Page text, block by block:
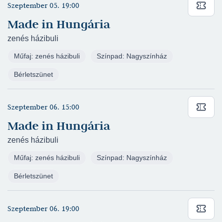
Németh Virág - G. A. Rossini - Wolfgang
Amadeus Mozart - Donizetti: Túl az Óperencián
(2018/2019) - Táncos - Nagyszínház
Cseke Péter)
Giuseppe Verdi: Traviata (2018/2019) - Annina -
Nagyszínház
Nagyszínház(rendező: Szente Vajk)
Szergej Prokofjev: Rómeó és Júlia (2017/2018) -
Lady Montague, MAB - Kelemen László
Bródy János - Szörényi Levente: Kőműves
Kelemen (2017/2018) - Asszony - Nagyszínház
(rendező: Cseke Péter)
Rusznyák Gábor - Németh Virág - Hans
Christian Andersen: A hókirálynő (2017/2018) -
Szeptember 05. 19:00
Made in Hungária
zenés házibuli
Műfaj: zenés házibuli Színpad: Nagyszínház
Bérletszünet
Szeptember 06. 15:00
Made in Hungária
zenés házibuli
Műfaj: zenés házibuli Színpad: Nagyszínház
Bérletszünet
Szeptember 06. 19:00